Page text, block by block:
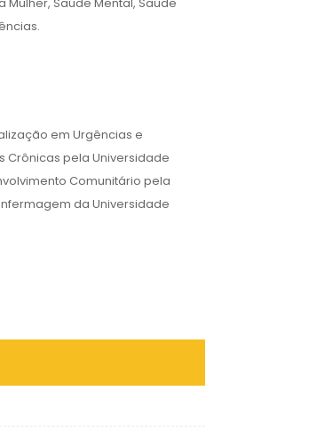
em Urgências e
Crônicas pela Universidade
Comunitário pela
da Universidade